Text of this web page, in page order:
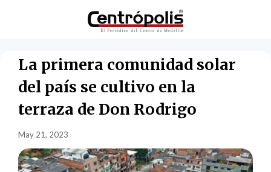
La primera comunidad solar
del país se cultivo en la
terraza de Don Rodrigo
May 21, 2023